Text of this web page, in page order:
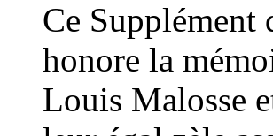
Ce Supplément
honore la
Louis Malosse